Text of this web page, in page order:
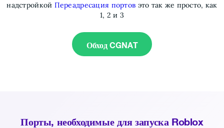
надстройкой Переадресация портов это так же просто, как
1, 2 и 3
Обход CGNAT
Порты, необходимые для запуска Roblox